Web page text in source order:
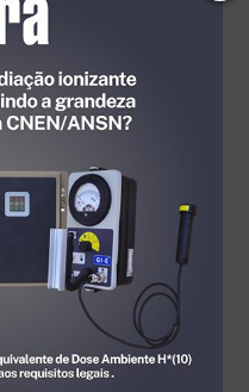
Inteligentes para
Dosimetria de
Radiação Gama
Atomtex